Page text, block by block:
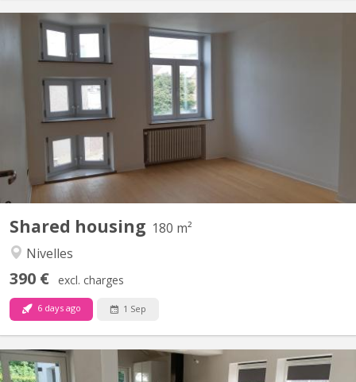
Shared housing 180 m²
Nivelles
390 € excl. charges
6 days ago 1 Sep
Uniquement pour étudiants : 3 chambres à louer dans grande
maison de 6 chambres, située à NIVELLES près de la Haute école
HE2B. Chaque chambre dispose d'un lavabo et la maison est
composée de 2 salles de bain et 1 salle de douche, d'une grande
cuisine et un grand living communs. La maison est...
KV 1427